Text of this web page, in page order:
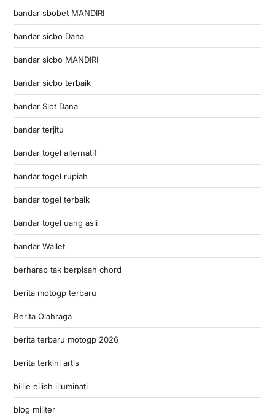
bandar sbobet MANDIRI
bandar sicbo Dana
bandar sicbo MANDIRI
bandar sicbo terbaik
bandar Slot Dana
bandar terjitu
bandar togel alternatif
bandar togel rupiah
bandar togel terbaik
bandar togel uang asli
bandar Wallet
berharap tak berpisah chord
berita motogp terbaru
Berita Olahraga
berita terbaru motogp 2026
berita terkini artis
billie eilish illuminati
blog militer